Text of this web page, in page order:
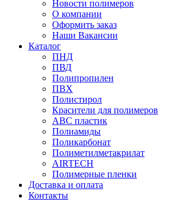
Новости полимеров
О компании
Оформить заказ
Наши Вакансии
Каталог
ПНД
ПВД
Полипропилен
ПВХ
Полистирол
Красители для полимеров
АВС пластик
Полиамиды
Поликарбонат
Полиметилметакрилат
AIRTECH
Полимерные пленки
Доставка и оплата
Контакты